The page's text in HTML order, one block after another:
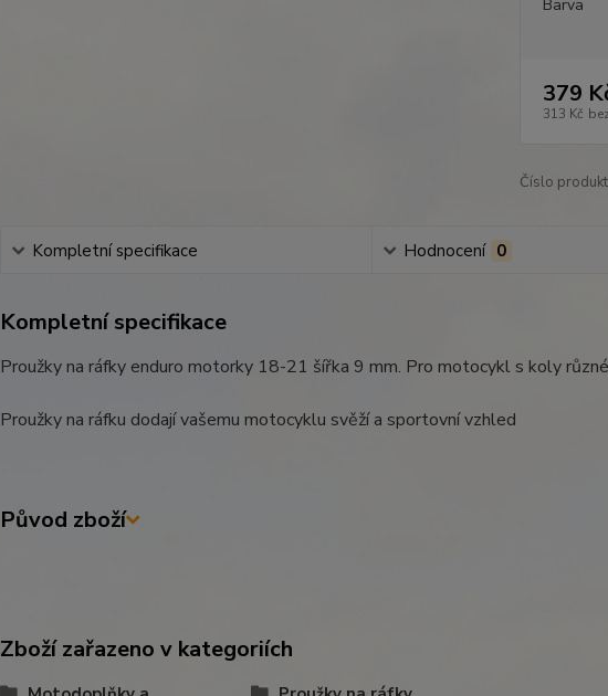
Barva
379
313 Kč
Číslo
Kompletní specifikace Hodnocení 0
Kompletní specifikace
Proužky na ráfky enduro motorky 18-21 šířka 9 mm. Pro motocykl s koly
Proužky na ráfku dodají vašemu motocyklu svěží a sportovní vzhled
Původ zboží
Zboží zařazeno v kategoriích